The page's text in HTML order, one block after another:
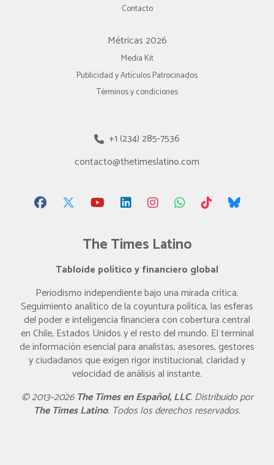
Contacto
Métricas 2026
Media Kit
Publicidad y Artículos Patrocinados
Términos y condiciones
The Times Latino
Tabloide político y financiero global
Periodismo independiente bajo una mirada crítica.
Seguimiento analítico de la coyuntura política, las esferas
del poder e inteligencia financiera con cobertura central
en Chile, Estados Unidos y el resto del mundo. El terminal
de información esencial para analistas, asesores, gestores
y ciudadanos que exigen rigor institucional, claridad y
velocidad de análisis al instante.
© 2013–2026The Times en Español, LLC. Distribuido por
The Times Latino. Todos los derechos reservados.
+1 (234) 285-7536
contacto@thetimeslatino.com